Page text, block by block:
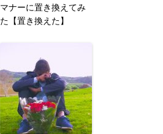
マナーに置き換えてみ
た【置き換えた】